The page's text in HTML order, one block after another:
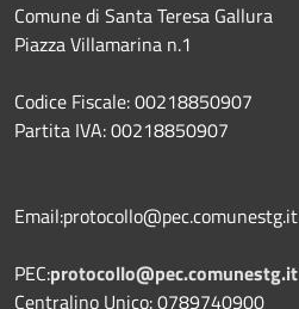
Comune di Santa Teresa Gallura
Piazza Villamarina n.1
Codice Fiscale: 00218850907
Partita IVA: 00218850907
Email:protocollo@pec.comunestg.it
PEC:protocollo@pec.comunestg.it
Centralino Unico: 0789740900